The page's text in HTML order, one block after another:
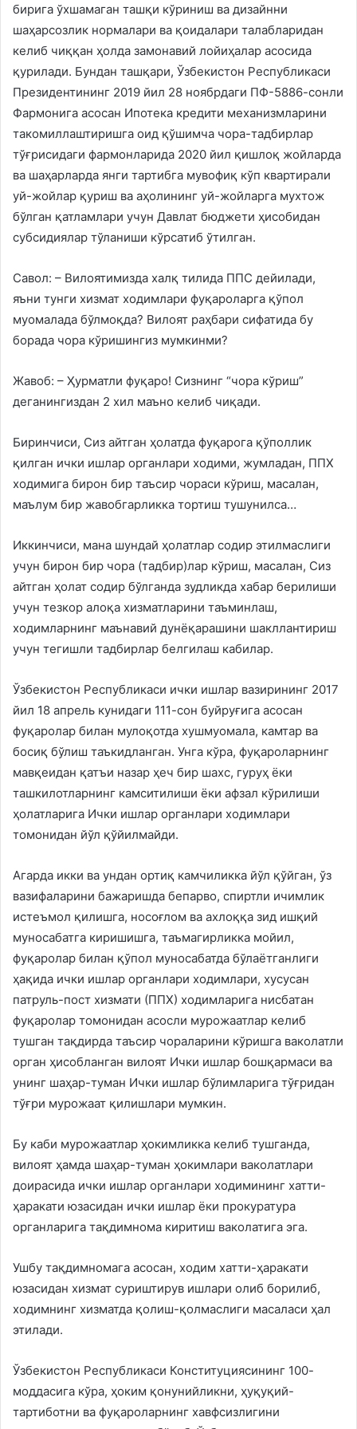
бирига ўхшамаган ташқи кўриниш ва дизайнни
шаҳарсозлик нормалари ва қоидалари талабларидан
келиб чиққан ҳолда замонавий лойиҳалар асосида
қурилади. Бундан ташқари, Ўзбекистон Республикаси
Президентининг 2019 йил 28 ноябрдаги ПФ-5886-сонли
Фармонига асосан Ипотека кредити механизмларини
такомиллаштиришга оид қўшимча чора-тадбирлар
тўғрисидаги фармонларида 2020 йил қишлоқ жойларда
ва шаҳарларда янги тартибга мувофиқ кўп квартирали
уй-жойлар қуриш ва аҳолининг уй-жойларга мухтож
бўлган қатламлари учун Давлат бюджети ҳисобидан
субсидиялар тўланиши кўрсатиб ўтилган.
Савол: – Вилоятимизда халқ тилида ППС дейилади,
яъни тунги хизмат ходимлари фуқароларга қўпол
муомалада бўлмоқда? Вилоят раҳбари сифатида бу
борада чора кўришингиз мумкинми?
Жавоб: – Ҳурматли фуқаро! Сизнинг “чора кўриш”
деганингиздан 2 хил маъно келиб чиқади.
Биринчиси, Сиз айтган ҳолатда фуқарога қўполлик
қилган ички ишлар органлари ходими, жумладан, ППХ
ходимига бирон бир таъсир чораси кўриш, масалан,
маълум бир жавобгарликка тортиш тушунилса…
Иккинчиси, мана шундай ҳолатлар содир этилмаслиги
учун бирон бир чора (тадбир)лар кўриш, масалан, Сиз
айтган ҳолат содир бўлганда зудликда хабар берилиши
учун тезкор алоқа хизматларини таъминлаш,
ходимларнинг маънавий дунёқарашини шакллантириш
учун тегишли тадбирлар белгилаш кабилар.
Ўзбекистон Республикаси ички ишлар вазирининг 2017
йил 18 апрель кунидаги 111-сон буйруғига асосан
фуқаролар билан мулоқотда хушмуомала, камтар ва
босиқ бўлиш таъкидланган. Унга кўра, фуқароларнинг
мавқеидан қатъи назар ҳеч бир шахс, гуруҳ ёки
ташкилотларнинг камситилиши ёки афзал кўрилиши
ҳолатларига Ички ишлар органлари ходимлари
томонидан йўл қўйилмайди.
Агарда икки ва ундан ортиқ камчиликка йўл қўйган, ўз
вазифаларини бажаришда бепарво, спиртли ичимлик
истеъмол қилишга, носоғлом ва ахлоққа зид ишқий
муносабатга киришишга, таъмагирликка мойил,
фуқаролар билан қўпол муносабатда бўлаётганлиги
ҳақида ички ишлар органлари ходимлари, хусусан
патруль-пост хизмати (ППХ) ходимларига нисбатан
фуқаролар томонидан асосли мурожаатлар келиб
тушган тақдирда таъсир чораларини кўришга ваколатли
орган ҳисобланган вилоят Ички ишлар бошқармаси ва
унинг шаҳар-туман Ички ишлар бўлимларига тўғридан
тўғри мурожаат қилишлари мумкин.
Бу каби мурожаатлар ҳокимликка келиб тушганда,
вилоят ҳамда шаҳар-туман ҳокимлари ваколатлари
доирасида ички ишлар органлари ходимининг хатти-
ҳаракати юзасидан ички ишлар ёки прокуратура
органларига тақдимнома киритиш ваколатига эга.
Ушбу тақдимномага асосан, ходим хатти-ҳаракати
юзасидан хизмат суриштирув ишлари олиб борилиб,
ходимнинг хизматда қолиш-қолмаслиги масаласи ҳал
этилади.
Ўзбекистон Республикаси Конституциясининг 100-
моддасига кўра, ҳоким қонунийликни, ҳуқуқий-
тартиботни ва фуқароларнинг хавфсизлигини